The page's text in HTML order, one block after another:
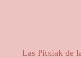
Las Pitxiak de